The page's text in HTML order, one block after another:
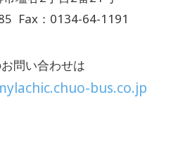
Fax：0134-64-1191
問い合わせは
bus.co.jp